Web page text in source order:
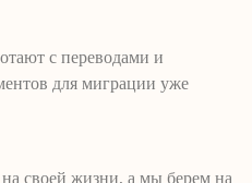
с переводами и
для миграции уже
на своей жизни, а мы берем на